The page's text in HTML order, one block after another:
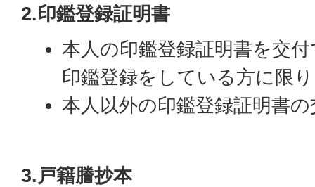
2.印鑑登録証明書
本人の印鑑登録証明書を交
印鑑登録をしている方に限
本人以外の印鑑登録証明書
3.戸籍謄抄本